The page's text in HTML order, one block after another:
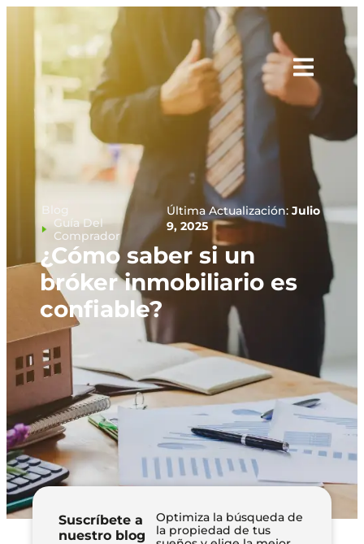
Blog
Guía Del
Comprador
Última Actualización:Julio
9, 2025
¿Cómo saber si un
bróker inmobiliario es
confiable?
Suscríbete a
nuestro blog
Optimiza la búsqueda de
la propiedad de tus